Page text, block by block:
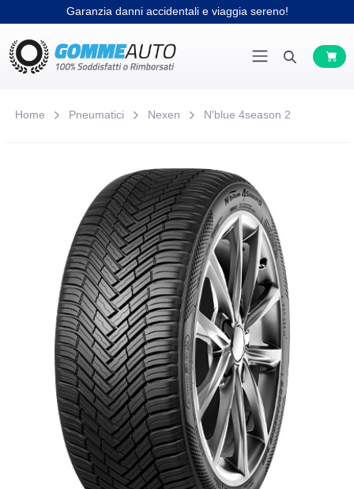
Garanzia danni accidentali e viaggia sereno!
Home Pneumatici Nexen N'blue 4season 2